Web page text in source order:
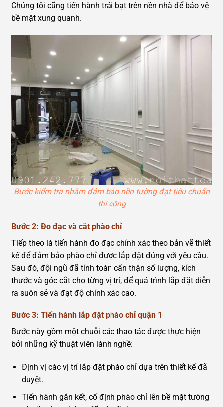
Chúng tôi cũng tiến hành trải bạt trên nền nhà để bảo vệ
bề mặt xung quanh.
Bước kiểm tra nhằm đảm bảo nền tường đạt tiêu chuẩn
thi công
Bước 2: Đo đạc và cắt phào chỉ
Tiếp theo là tiến hành đo đạc chính xác theo bản vẽ thiết
kế để đảm bảo phào chỉ được lắp đặt đúng với yêu cầu.
Sau đó, đội ngũ đã tính toán cẩn thận số lượng, kích
thước và góc cắt cho từng vị trí, để quá trình lắp đặt diễn
ra suôn sẻ và đạt độ chính xác cao.
Bước 3: Tiến hành lắp đặt phào chỉ quận 1
Bước này gồm một chuỗi các thao tác được thực hiện
bởi những kỹ thuật viên lành nghề:
Định vị các vị trí lắp đặt phào chỉ dựa trên thiết kế đã
duyệt.
Tiến hành gắn kết, cố định phào chỉ lên bề mặt tường